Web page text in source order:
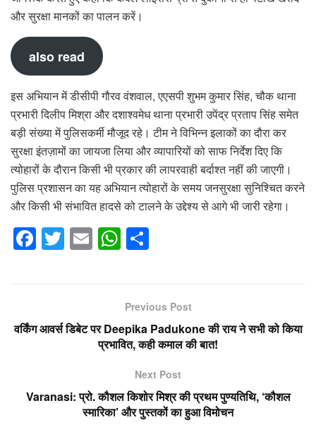
और सुरक्षा मानकों का पालन करें।
also read
इस अभियान में डीसीपी गौरव वंशवाल, एएसपी शुभम कुमार सिंह, चौक थाना
प्रभारी दिलीप मिश्रा और दशाश्वमेध थाना प्रभारी उपेंद्र प्रताप सिंह समेत
बड़ी संख्या में पुलिसकर्मी मौजूद रहे। टीम ने विभिन्न इलाकों का दौरा कर
सुरक्षा इंतज़ामों का जायजा लिया और व्यापारियों को साफ निर्देश दिए कि
त्योहारों के दौरान किसी भी प्रकार की लापरवाही बर्दाश्त नहीं की जाएगी।
पुलिस प्रशासन का यह अभियान त्योहारों के समय जनसुरक्षा सुनिश्चित करने
और किसी भी संभावित हादसे को टालने के उद्देश्य से आगे भी जारी रहेगा।
F
a
b
k
T
wi
E
m
W
h
s
A
p
e
Previous Post
वर्किंग आवर्स डिबेट पर Deepika Padukone की राय ने सभी को किया
प्रभावित, कही कमाल की बात!
Next Post
Varanasi: प्रो. कौशल किशोर मिश्र की प्रथम पुण्यतिथि, ‘कौशल
स्मारिका’ और पुस्तकों का हुआ विमोचन